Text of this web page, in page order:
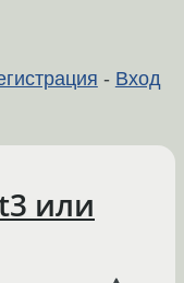
- Вход
или